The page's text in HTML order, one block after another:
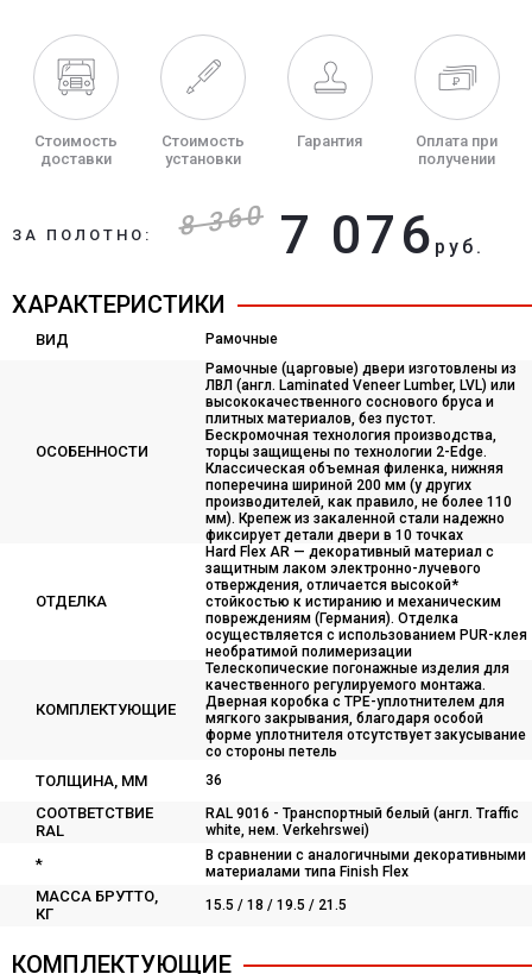
Стоимость
доставки
Стоимость
установки
Гарантия
Оплата при
получении
ЗА ПОЛОТНО: 8 360 7 076 руб.
ХАРАКТЕРИСТИКИ
ВИД Рамочные
ОСОБЕННОСТИ
Рамочные (царговые) двери изготовлены из
ЛВЛ (англ. Laminated Veneer Lumber, LVL) или
высококачественного соснового бруса и
плитных материалов, без пустот.
Бескромочная технология производства,
торцы защищены по технологии 2-Edge.
Классическая объемная филенка, нижняя
поперечина шириной 200 мм (у других
производителей, как правило, не более 110
мм). Крепеж из закаленной стали надежно
фиксирует детали двери в 10 точках
ОТДЕЛКА
Hard Flex AR — декоративный материал с
защитным лаком электронно-лучевого
отверждения, отличается высокой*
стойкостью к истиранию и механическим
повреждениям (Германия). Отделка
осуществляется с использованием PUR-клея
необратимой полимеризации
КОМПЛЕКТУЮЩИЕ
Телескопические погонажные изделия для
качественного регулируемого монтажа.
Дверная коробка с TPE-уплотнителем для
мягкого закрывания, благодаря особой
форме уплотнителя отсутствует закусывание
со стороны петель
ТОЛЩИНА, ММ 36
СООТВЕТСТВИЕ
RAL
RAL 9016 - Транспортный белый (англ. Traffic
white, нем. Verkehrswei)
*
В сравнении с аналогичными декоративными
материалами типа Finish Flex
МАССА БРУТТО,
КГ
15.5 / 18 / 19.5 / 21.5
КОМПЛЕКТУЮЩИЕ